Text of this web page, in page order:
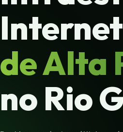
Internet
de Alta
no Rio